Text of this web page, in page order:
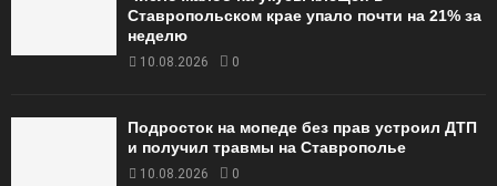
Ставропольском крае упало почти на 21% за
неделю
10.08.2026 0
Подросток на мопеде без прав устроил ДТП
и получил травмы на Ставрополье
10.08.2026 0